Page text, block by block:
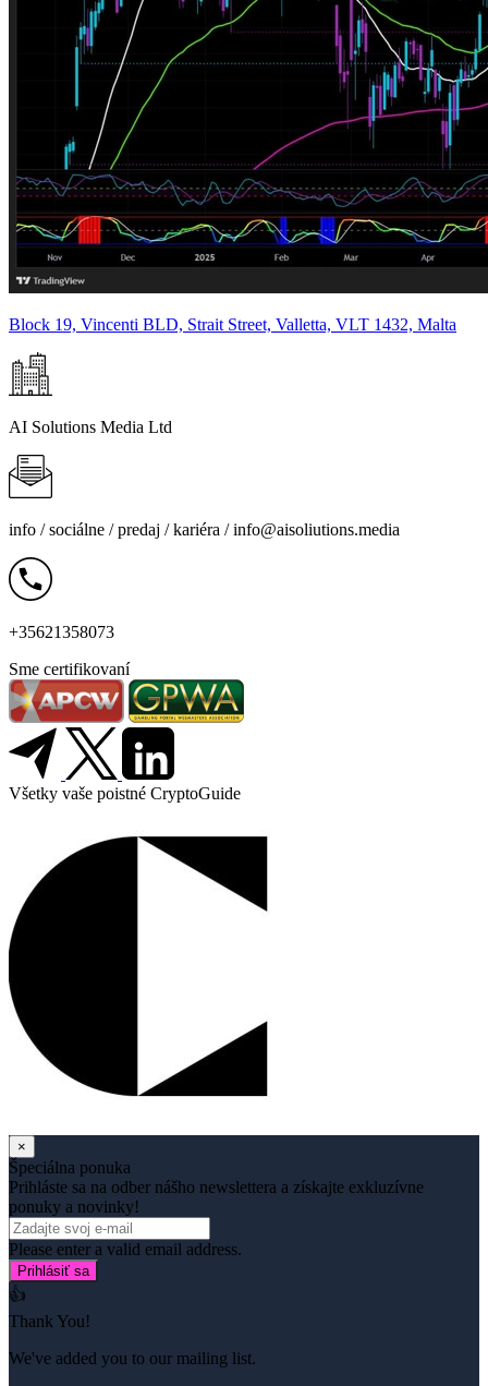
Block 19, Vincenti BLD, Strait Street, Valletta, VLT 1432, Malta
AI Solutions Media Ltd
info /sociálne /predaj /kariéra /info@aisoliutions.media
+35621358073
Sme certifikovaní
Všetky vaše poistné CryptoGuide
×
Špeciálna ponuka
Prihláste sa na odber nášho newslettera a získajte exkluzívne
ponuky a novinky!
Please enter a valid email address.
Prihlásiť sa
👍
Thank You!
We've added you to our mailing list.